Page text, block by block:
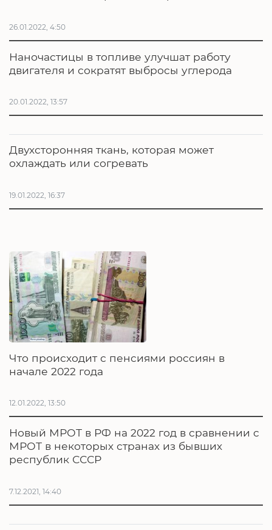
26.01.2022, 4:50
Наночастицы в топливе улучшат работу
двигателя и сократят выбросы углерода
20.01.2022, 13:57
Двухсторонняя ткань, которая может
охлаждать или согревать
19.01.2022, 16:37
Что происходит с пенсиями россиян в
начале 2022 года
12.01.2022, 13:50
Новый МРОТ в РФ на 2022 год в сравнении с
МРОТ в некоторых странах из бывших
республик СССР
7.12.2021, 14:40